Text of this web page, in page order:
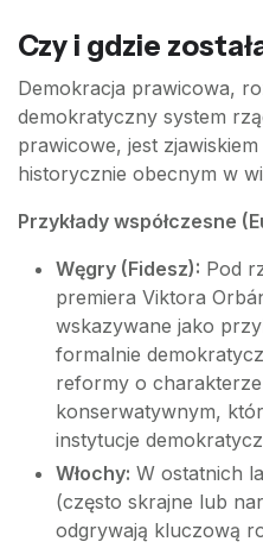
Czy i gdzie
Demokracja prawicowa,
demokratyczny system
prawicowe, jest
historycznie obecnym w
Przykłady współczesne
Węgry (Fidesz): Pod
premiera Viktora
wskazywane jako
formalnie
reformy o
konserwatywnym,
instytucje
Włochy: W ostatnich
(często skrajne lub
odgrywają kluczową